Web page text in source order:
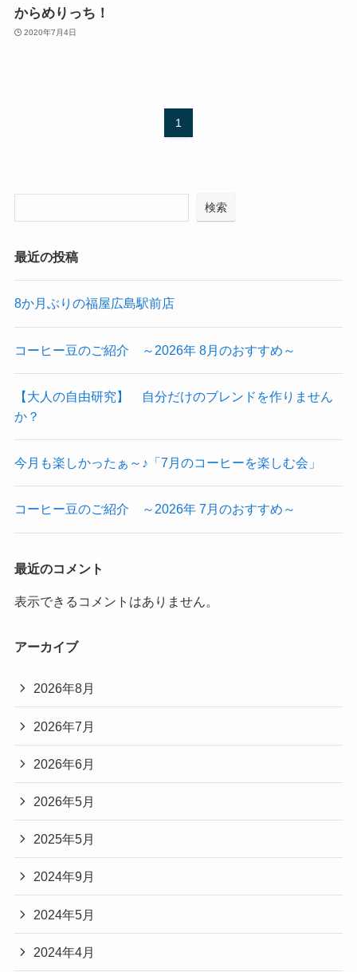
からめりっち！
2020年7月4日
1
検索
最近の投稿
8か月ぶりの福屋広島駅前店
コーヒー豆のご紹介 ～2026年 8月のおすすめ～
【大人の自由研究】 自分だけのブレンドを作りません
か？
今月も楽しかったぁ～♪「7月のコーヒーを楽しむ会」
コーヒー豆のご紹介 ～2026年 7月のおすすめ～
最近のコメント
表示できるコメントはありません。
アーカイブ
2026年8月
2026年7月
2026年6月
2026年5月
2025年5月
2024年9月
2024年5月
2024年4月